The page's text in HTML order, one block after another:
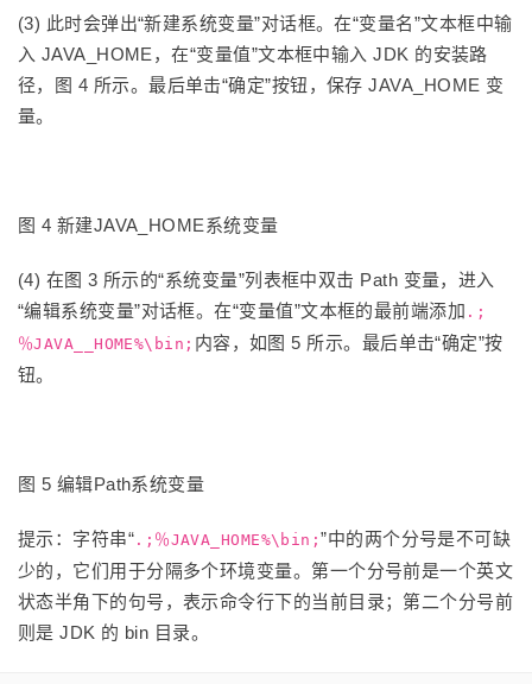
(3) 此时会弹出“新建系统变量”对话框。在“变量名”文本框中输
入 JAVA_HOME，在“变量值”文本框中输入 JDK 的安装路
径，图 4 所示。最后单击“确定”按钮，保存 JAVA_HOME 变
量。
图 4 新建JAVA_HOME系统变量
(4) 在图 3 所示的“系统变量”列表框中双击 Path 变量，进入
“编辑系统变量”对话框。在“变量值”文本框的最前端添加 .;
％JAVA__HOME%\bin; 内容，如图 5 所示。最后单击“确定”按
钮。
图 5 编辑Path系统变量
提示：字符串“ .;％JAVA_HOME%\bin;”中的两个分号是不可缺
少的，它们用于分隔多个环境变量。第一个分号前是一个英文
状态半角下的句号，表示命令行下的当前目录；第二个分号前
则是 JDK 的 bin 目录。